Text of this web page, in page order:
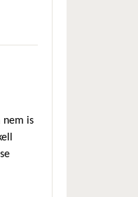
nem is